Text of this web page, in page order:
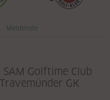
Meldeliste
SAM Golftime Club
GK